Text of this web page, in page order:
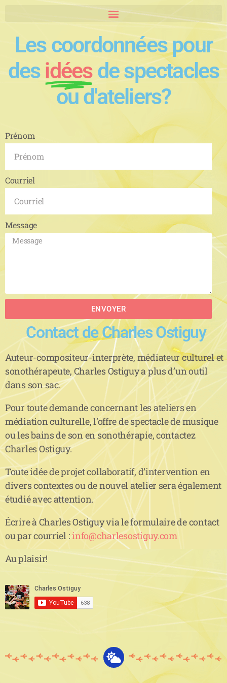
Les coordonnées pour
des idées de spectacles
ou d'ateliers?
Prénom
Courriel
Message
ENVOYER
Contact de Charles Ostiguy
Auteur-compositeur-interprète, médiateur culturel et
sonothérapeute, Charles Ostiguy a plus d’un outil
dans son sac.
Pour toute demande concernant les ateliers en
médiation culturelle, l’offre de spectacle de musique
ou les bains de son en sonothérapie, contactez
Charles Ostiguy.
Toute idée de projet collaboratif, d’intervention en
divers contextes ou de nouvel atelier sera également
étudié avec attention.
Écrire à Charles Ostiguy via le formulaire de contact
ou par courriel :info@charlesostiguy.com
Au plaisir!